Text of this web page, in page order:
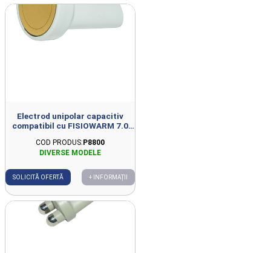
Electrod unipolar capacitiv
compatibil cu FISIOWARM 7.0
COD PRODUS:P8800
SOLICITĂ OFERTĂ + INFORMAȚII